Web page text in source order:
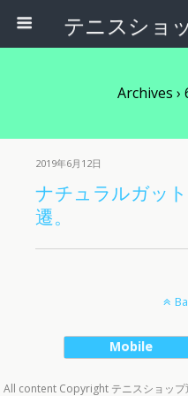
Archives ›
2019年6月12日
ナチュラルガッ
遷。
Mobile
All content Copyright テニスショップ